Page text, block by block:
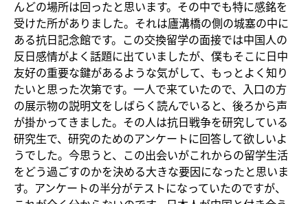
んどの場所は回ったと思います。その中でも特に感銘を
受けた所がありました。それは廬溝橋の側の城塞の中に
ある抗日記念館です。この交換留学の面接では中国人の
反日感情がよく話題に出ていましたが、僕もそこに日中
友好の重要な鍵があるような気がして、もっとよく知り
たいと思った次第です。一人で来ていたので、入口の方
の展示物の説明文をしばらく読んでいると、後ろから声
が掛かってきました。その人は抗日戦争を研究している
研究生で、研究のためのアンケートに回答して欲しいよ
うでした。今思うと、この出会いがこれからの留学生活
をどう過ごすのかを決める大きな要因になったと思いま
す。アンケートの半分がテストになっていたのですが、